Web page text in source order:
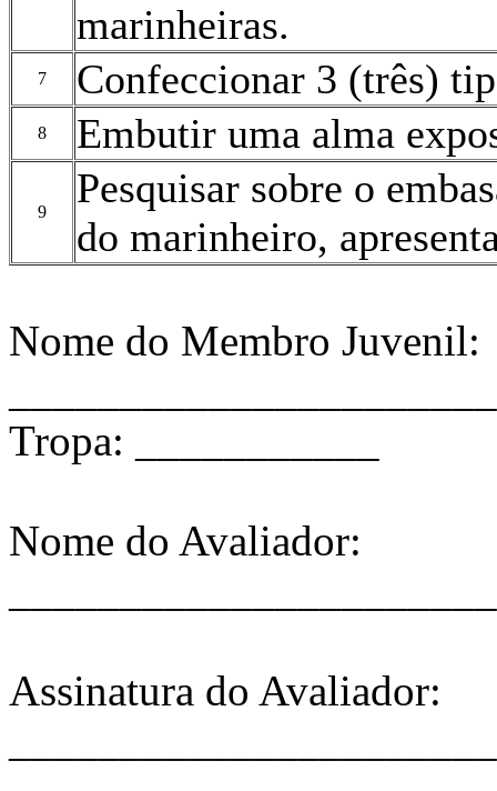
marinheiras.
7 Confeccionar 3 (três)
8 Embutir uma alma
9
Pesquisar sobre o
do marinheiro,
Nome do Membro Juvenil:
Tropa: ___________
Nome do Avaliador:
Assinatura do Avaliador: